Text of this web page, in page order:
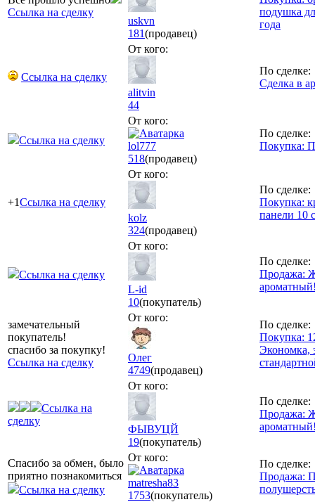
Ссылка на сделку
uskvn
181(продавец)
подушка
года
Ссылка на сделку
От кого:
alitvin
44
По сделке:
Сделка в
Ссылка на сделку
От кого:
lol777
518(продавец)
По сделке:
Покупка:
+1Ссылка на сделку
От кого:
kolz
324(продавец)
По сделке:
Покупка:
панели 10
Ссылка на сделку
От кого:
L-id
10(покупатель)
По сделке:
Продажа:
замечательный
покупатель!
спасибо за покупку!
Ссылка на сделку
От кого:
Олег
4749(продавец)
По сделке:
Покупка:
Экономка,
Ссылка на
сделку
От кого:
ФЫВУЦЙ
19(покупатель)
По сделке:
Продажа:
Спасибо за обмен, было
приятно познакомиться
Ссылка на сделку
От кого:
matresha83
1753(покупатель)
По сделке:
Продажа: